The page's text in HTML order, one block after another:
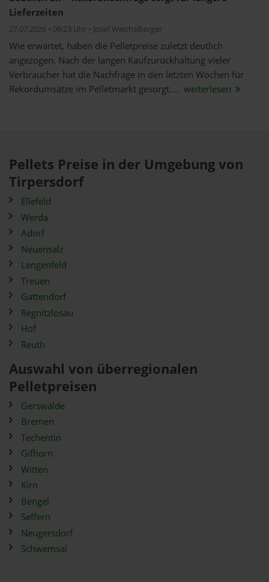
Lieferzeiten
27.07.2026 • 09:23 Uhr • Josef Weichslberger
Wie erwartet, haben die Pelletpreise zuletzt deutlich
angezogen. Nach der langen Kaufzurückhaltung vieler
Verbraucher hat die Nachfrage in den letzten Wochen für
Rekordumsätze im Pelletmarkt gesorgt.... weiterlesen
Pellets Preise in der Umgebung von
Tirpersdorf
Ellefeld
Werda
Adorf
Neuensalz
Lengenfeld
Treuen
Gattendorf
Regnitzlosau
Hof
Reuth
Auswahl von überregionalen
Pelletpreisen
Gerswalde
Bremen
Techentin
Gifhorn
Witten
Kirn
Bengel
Seffern
Neugersdorf
Schwemsal